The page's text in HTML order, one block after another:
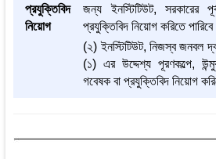
প্রযুক্তিবিদ
নিয়োগ
জন্য ইনস্টিটিউট, সরকারের
প্রযুক্তিবিদ নিয়োগ করিতে
(২) ইনস্টিটিউট, নিজস্ব জনবল
(১) এর উদ্দেশ্য পূরণকল্পে,
গবেষক বা প্রযুক্তিবিদ নিয়োগ